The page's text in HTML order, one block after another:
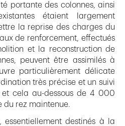
portante des colonnes, ainsi
étaient largement
la reprise des charges du
de renforcement, effectués
et la reconstruction de
peuvent être assimilés à
particulièrement délicate
très précise et un suivi
cela au-dessous de 4 000
du rez maintenue.
essentiellement destinés à la